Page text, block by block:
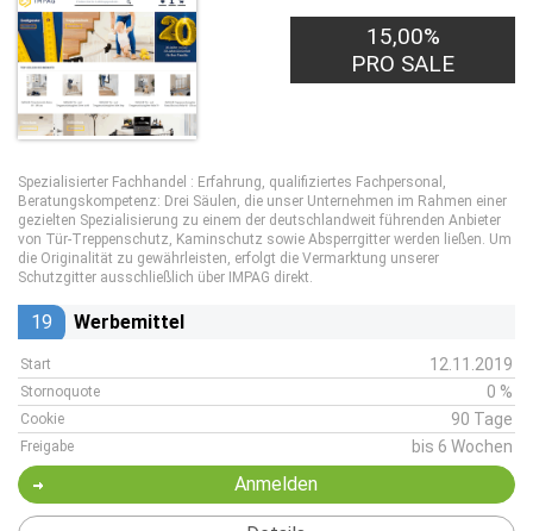
15,00%
PRO SALE
Spezialisierter Fachhandel : Erfahrung, qualifiziertes Fachpersonal,
Beratungskompetenz: Drei Säulen, die unser Unternehmen im Rahmen einer
gezielten Spezialisierung zu einem der deutschlandweit führenden Anbieter
von Tür-Treppenschutz, Kaminschutz sowie Absperrgitter werden ließen. Um
die Originalität zu gewährleisten, erfolgt die Vermarktung unserer
Schutzgitter ausschließlich über IMPAG direkt.
19 Werbemittel
Start 12.11.2019
Stornoquote 0 %
Cookie 90 Tage
Freigabe bis 6 Wochen
Anmelden